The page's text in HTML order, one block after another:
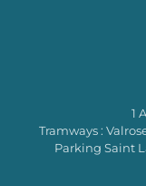
1
Tramways :
Parking Saint